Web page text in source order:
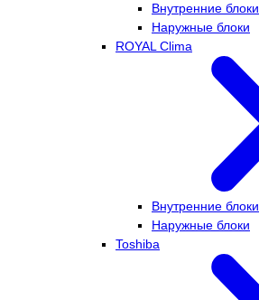
Внутренние блоки
Наружные блоки
ROYAL Clima
Внутренние блоки
Наружные блоки
Toshiba